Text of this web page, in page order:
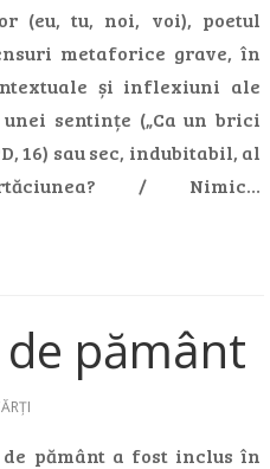
(eu, tu, noi, voi), poetul
metaforice grave, în
și inflexiuni ale
sentințe („Ca un brici
16) sau sec, indubitabil, al
/ Nimic…
pământ
pământ a fost inclus în